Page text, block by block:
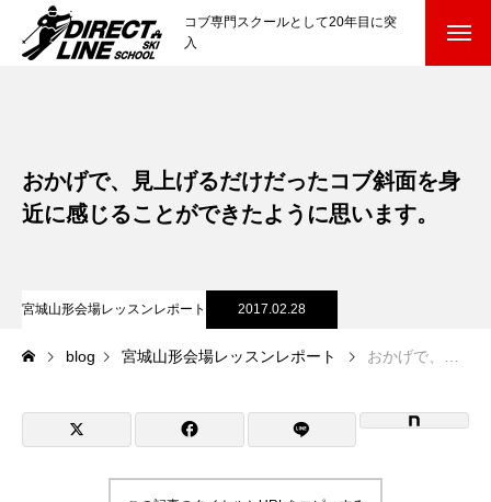
コブ専門スクールとして20年目に突
入
参加までの流れ
参加費のお支払い
各会場の集合場所
スキー場から選ぶ Ski Area
おかげで、見上げるだけだったコブ斜面を身
近に感じることができたように思います。
宮城山形会場レッスンレポート 2017.02.28
blog 宮城山形会場レッスンレポート おかげで、見上げるだけだったコブ斜面を身近に感じることができたように思います。